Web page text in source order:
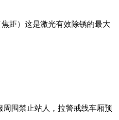
距）这是激光有效除锈的最大
围禁止站人，拉警戒线车厢预